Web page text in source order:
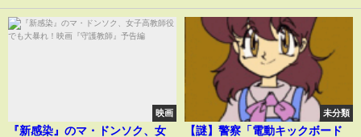
映画
『新感染』のマ・ドンソク、女
未分類
【謎】警察「電動キックボード